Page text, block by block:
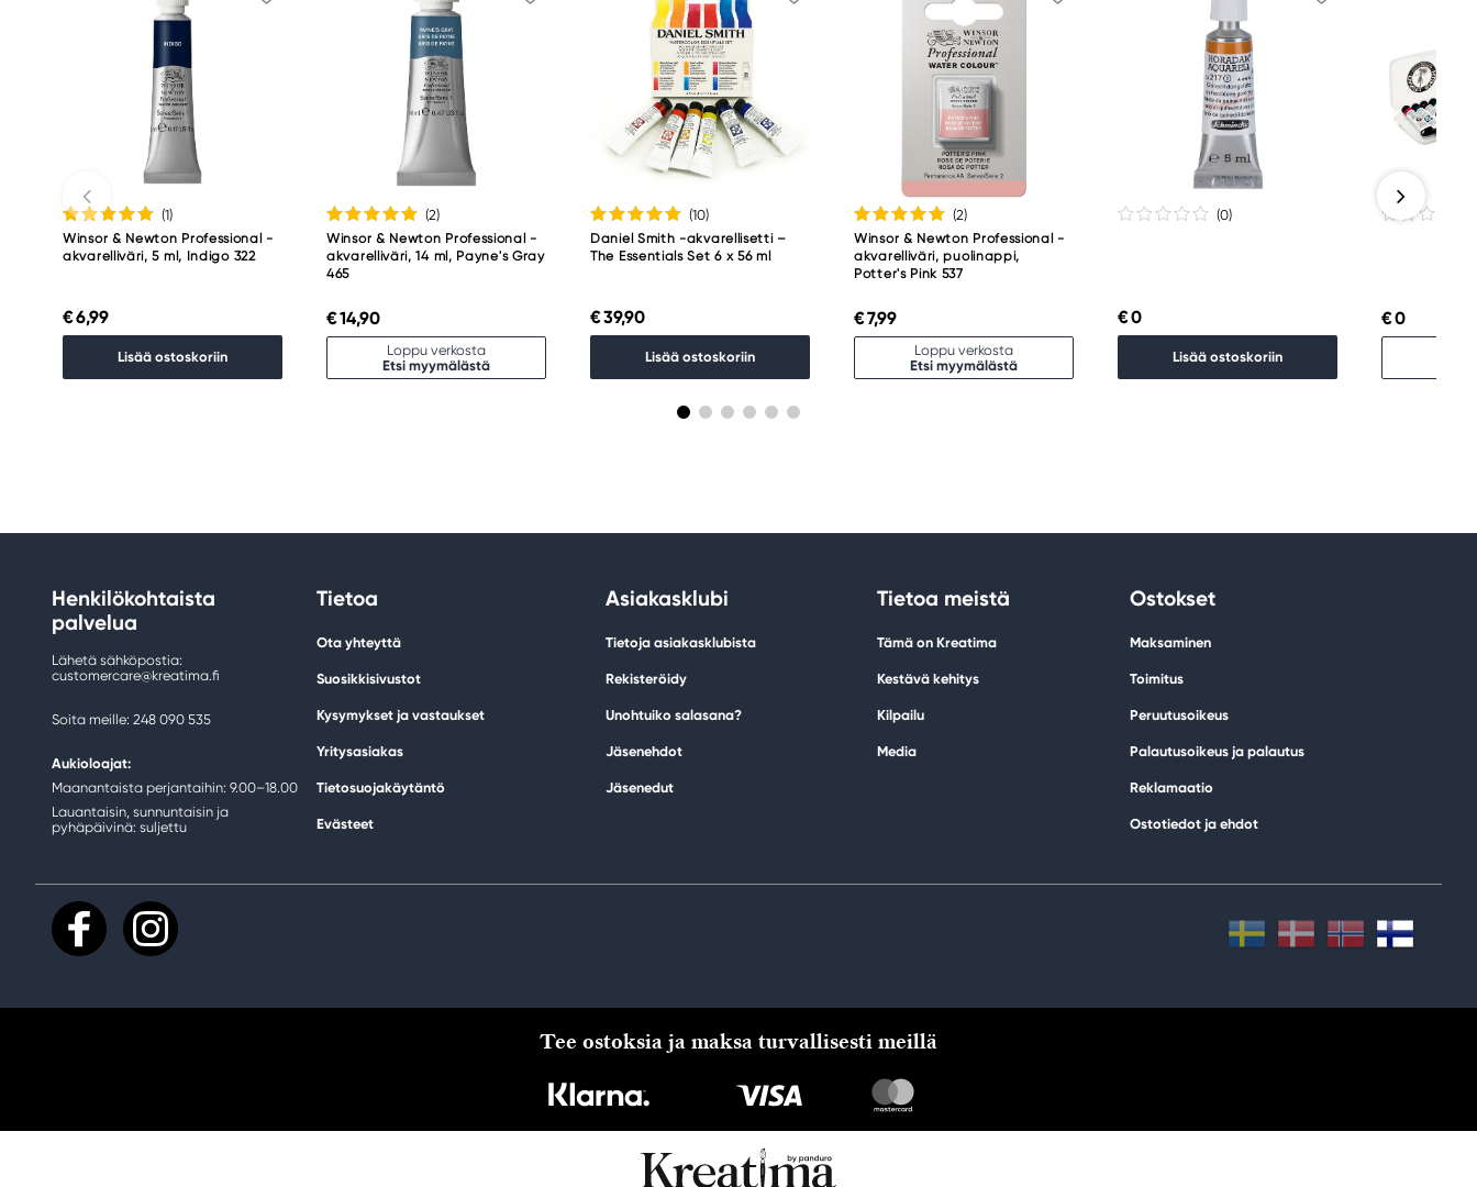
(1)
Winsor & Newton Professional -
akvarelliväri, 5 ml, Indigo 322
€ 6,99
Lisää ostoskoriin
(2)
Winsor & Newton Professional -
akvarelliväri, 14 ml, Payne's Gray
465
€ 14,90
Loppu verkosta
Etsi myymälästä
(10)
Daniel Smith -akvarellisetti –
The Essentials Set 6 x 56 ml
€ 39,90
Lisää ostoskoriin
(2)
Winsor & Newton Professional -
akvarelliväri, puolinappi,
Potter's Pink 537
€ 7,99
Loppu verkosta
Etsi myymälästä
(0)
€ 0
Lisää ostoskoriin
€ 0
Henkilökohtaista
palvelua
Lähetä sähköpostia:
customercare@kreatima.fi
Soita meille: 248 090 535
Aukioloajat:
Maanantaista perjantaihin: 9.00–18.00
Lauantaisin, sunnuntaisin ja
pyhäpäivinä: suljettu
Tietoa
Ota yhteyttä
Suosikkisivustot
Kysymykset ja vastaukset
Yritysasiakas
Tietosuojakäytäntö
Evästeet
Asiakasklubi
Tietoja asiakasklubista
Rekisteröidy
Unohtuiko salasana?
Jäsenehdot
Jäsenedut
Tietoa meistä
Tämä on Kreatima
Kestävä kehitys
Kilpailu
Media
Ostokset
Maksaminen
Toimitus
Peruutusoikeus
Palautusoikeus ja palautus
Reklamaatio
Ostotiedot ja ehdot
Tee ostoksia ja maksa turvallisesti meillä